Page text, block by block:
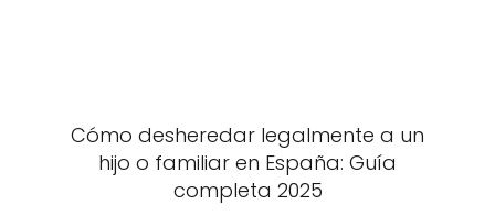
Cómo desheredar legalmente a un
hijo o familiar en España: Guía
completa 2025